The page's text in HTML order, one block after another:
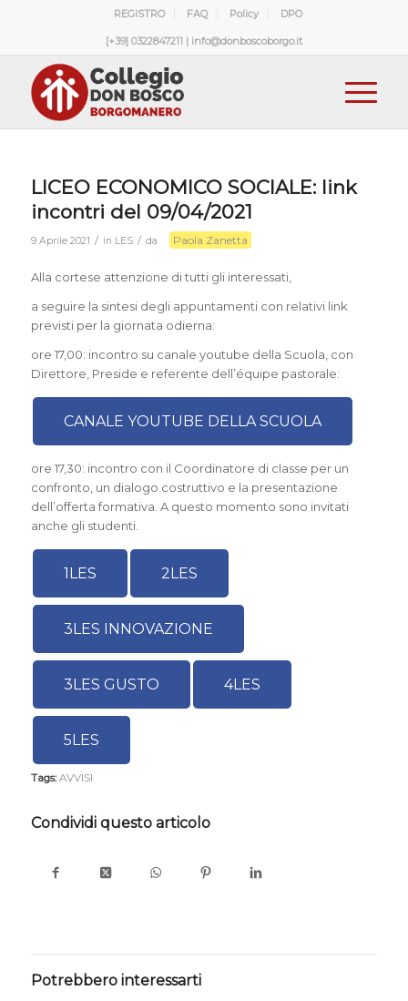
REGISTRO FAQ Policy DPO
[+39] 0322847211 | info@donboscoborgo.it
LICEO ECONOMICO SOCIALE: link
incontri del 09/04/2021
9 Aprile 2021 / in LES / da Paola Zanetta
Alla cortese attenzione di tutti gli interessati,
a seguire la sintesi degli appuntamenti con relativi link
previsti per la giornata odierna:
ore 17,00: incontro su canale youtube della Scuola, con
Direttore, Preside e referente dell’équipe pastorale:
CANALE YOUTUBE DELLA SCUOLA
ore 17,30: incontro con il Coordinatore di classe per un
confronto, un dialogo costruttivo e la presentazione
dell’offerta formativa. A questo momento sono invitati
anche gli studenti.
1LES 2LES
3LES INNOVAZIONE
3LES GUSTO 4LES
5LES
Tags: AVVISI
Condividi questo articolo
Potrebbero interessarti